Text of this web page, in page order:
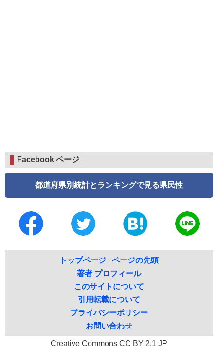
Facebook ページ
都道府県別統計とランキングで見る県民性
トップページ
ページの先頭
著者 プロフィール
このサイトについて
引用転載について
プライバシーポリシー
お問い合わせ
Creative Commons CC BY 2.1 JP